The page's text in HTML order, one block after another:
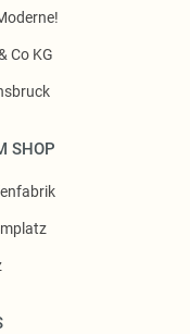
Co KG
SHOP